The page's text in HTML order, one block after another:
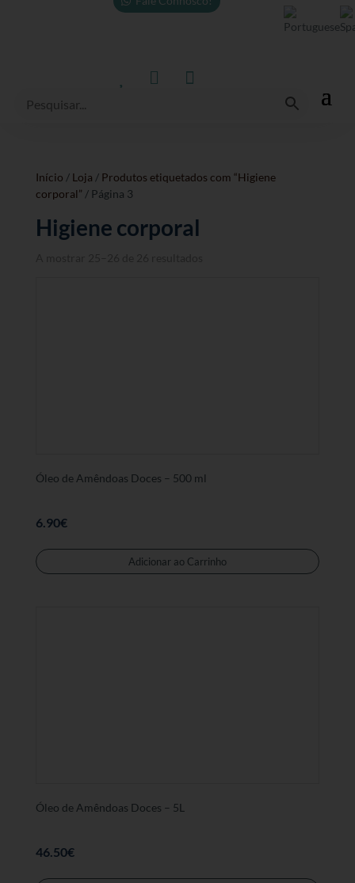
 
Início / Loja / Produtos etiquetados com “Higiene
corporal” / Página 3
Higiene corporal
Óleo de Amêndoas Doces – 500 ml
6.90€
Adicionar ao Carrinho
Óleo de Amêndoas Doces – 5L
46.50€